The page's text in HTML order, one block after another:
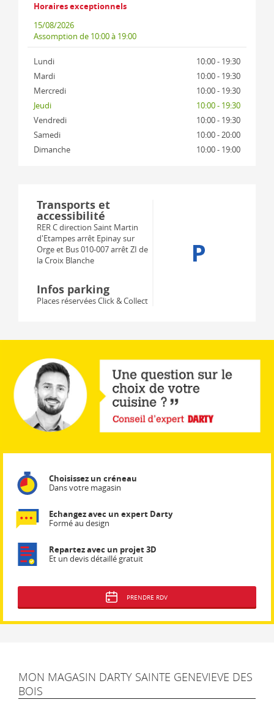
Horaires exceptionnels
15/08/2026
Assomption de 10:00 à 19:00
Lundi
10:00 - 19:30
Mardi
10:00 - 19:30
Mercredi
10:00 - 19:30
Jeudi
10:00 - 19:30
Vendredi
10:00 - 19:30
Samedi
10:00 - 20:00
Dimanche
10:00 - 19:00
Transports et
accessibilité
RER C direction Saint Martin
d'Etampes arrêt Epinay sur
Orge et Bus 010-007 arrêt ZI de
la Croix Blanche
Infos parking
Places réservées Click & Collect
Choisissez un créneau
Dans votre magasin
Echangez avec un expert Darty
Formé au design
Repartez avec un projet 3D
Et un devis détaillé gratuit
PRENDRE RDV
MON MAGASIN DARTY SAINTE GENEVIEVE DES
BOIS